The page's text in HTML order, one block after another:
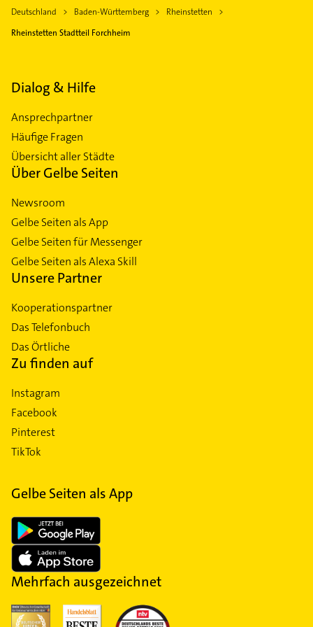
Deutschland Baden-Württemberg
Rheinstetten
Rheinstetten Stadtteil Forchheim
Dialog & Hilfe
Ansprechpartner
Häufige Fragen
Übersicht aller Städte
Über Gelbe Seiten
Newsroom
Gelbe Seiten als App
Gelbe Seiten für Messenger
Gelbe Seiten als Alexa Skill
Unsere Partner
Kooperationspartner
Das Telefonbuch
Das Örtliche
Zu finden auf
Instagram
Facebook
Pinterest
TikTok
Gelbe Seiten als App
Mehrfach ausgezeichnet